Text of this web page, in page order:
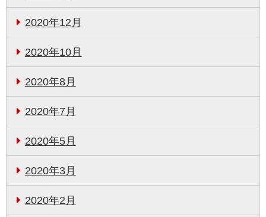
2020年12月
2020年10月
2020年8月
2020年7月
2020年5月
2020年3月
2020年2月